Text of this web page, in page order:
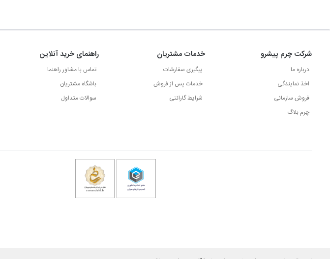
شرکت چرم پیشرو
درباره ما
اخذ نمایندگی
فروش سازمانی
چرم بلاگ
خدمات مشتریان
پیگیری سفارشات
خدمات پس از فروش
شرایط گارانتی
راهنمای خرید آنلاین
تماس با مشاور راهنما
باشگاه مشتریان
سوالات متداول